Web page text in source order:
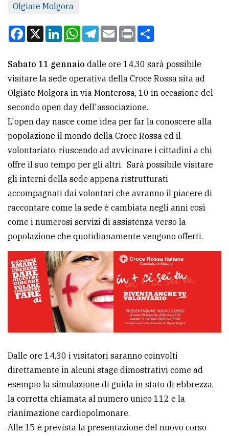
Scrivici
Per
la
pubblicità
CERCA
Cerca
per
comune
Ricerca
avanzata
LE
ALTRE
TESTATE
policy
Cookie
Olgiate Molgora
Facebook
X LinkedInWhatsApp
Telegram
EmailPrint
Sabato 11 gennaio dalle ore 14,30 sarà possibile
visitare la sede operativa della Croce Rossa sita ad
Olgiate Molgora in via Monterosa, 10 in occasione del
secondo open day dell'associazione.
L'open day nasce come idea per far la conoscere alla
popolazione il mondo della Croce Rossa ed il
volontariato, riuscendo ad avvicinare i cittadini a chi
offre il suo tempo per gli altri. Sarà possibile visitare
gli interni della sede appena ristrutturati
accompagnati dai volontari che avranno il piacere di
raccontare come la sede è cambiata negli anni così
come i numerosi servizi di assistenza verso la
popolazione che quotidianamente vengono offerti.
Dalle ore 14,30 i visitatori saranno coinvolti
direttamente in alcuni stage dimostrativi come ad
esempio la simulazione di guida in stato di ebbrezza,
la corretta chiamata al numero unico 112 e la
rianimazione cardiopolmonare.
Alle 15 è prevista la presentazione del nuovo corso